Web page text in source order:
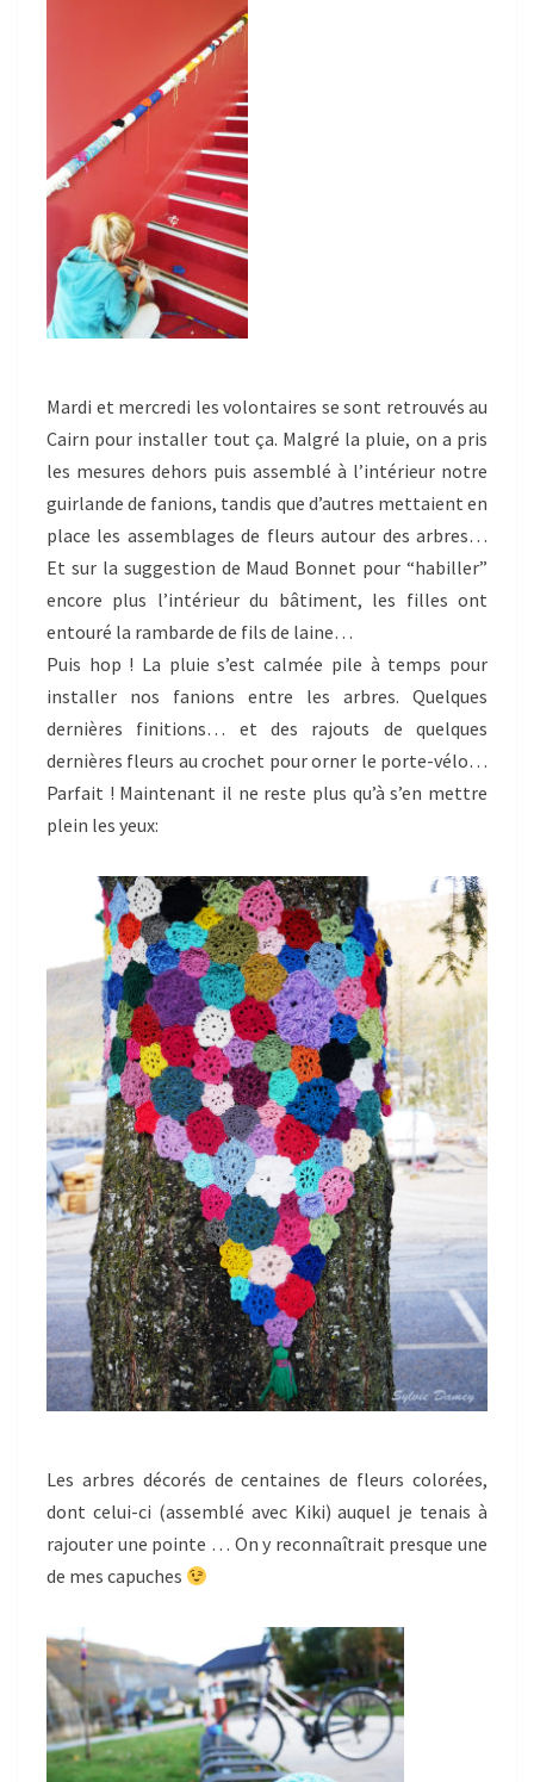
Mardi et mercredi les volontaires se sont retrouvés au
Cairn pour installer tout ça. Malgré la pluie, on a pris
les mesures dehors puis assemblé à l’intérieur notre
guirlande de fanions, tandis que d’autres mettaient en
place les assemblages de fleurs autour des arbres…
Et sur la suggestion de Maud Bonnet pour “habiller”
encore plus l’intérieur du bâtiment, les filles ont
entouré la rambarde de fils de laine…
Puis hop ! La pluie s’est calmée pile à temps pour
installer nos fanions entre les arbres. Quelques
dernières finitions… et des rajouts de quelques
dernières fleurs au crochet pour orner le porte-vélo…
Parfait ! Maintenant il ne reste plus qu’à s’en mettre
plein les yeux:
Les arbres décorés de centaines de fleurs colorées,
dont celui-ci (assemblé avec Kiki) auquel je tenais à
rajouter une pointe … On y reconnaîtrait presque une
de mes capuches